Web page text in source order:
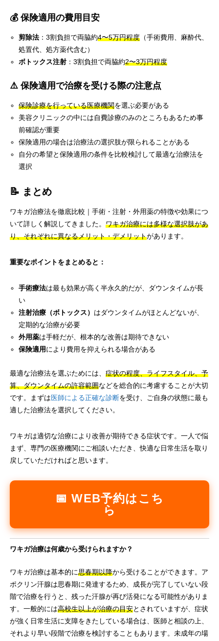
💰 保険適用の費用目安
剪除法 ：3割負担で両脇約4〜5万円程度 （手術費用、麻酔代、
処置代、処方薬代含む）
ボトックス注射 ：3割負担で両脇約2〜3万円程度
⚠️ 保険適用で治療を受ける際の注意点
保険診療を行っている医療機関を選ぶ必要がある
美容クリニックの中には自費診療のみのところもあるため事
前確認が重要
保険適用の場合は治療法の選択肢が限られることがある
自分の希望と保険適用の条件を比較検討して最適な治療法を
選択
📝 まとめ
ワキガ治療法を徹底比較｜手術・注射・外用薬の特徴や効果につ
いて詳しく解説してきました。 ワキガ治療には多様な選択肢があ
り、それぞれに異なるメリット・デメリットがあります。
重要なポイントをまとめると：
手術療法は最も効果が高く半永久的だが、ダウンタイムが長
い
注射治療（ボトックス） はダウンタイムがほとんどないが、
定期的な治療が必要
外用薬は手軽だが、根本的な改善は期待できない
保険適用により費用を抑えられる場合がある
最適な治療法を選ぶためには、 症状の程度、ライフスタイル、予
算、ダウンタイムの許容範囲などを総合的に考慮することが大切
です。まずは医師による正確な診断を受け、ご自身の状態に最も
適した治療法を選択してください。
ワキガは適切な治療により改善が期待できる症状です。一人で悩
まず、専門の医療機関にご相談いただき、快適な日常生活を取り
戻していただければと思います。
📅 WEB予約はこち
ら
ワキガ治療は何歳から受けられますか？
ワキガ治療は基本的に思春期以降から受けることができます。ア
ポクリン汗腺は思春期に発達するため、成長が完了していない段
階で治療を行うと、残った汗腺が再び活発になる可能性がありま
す。一般的には高校生以上が治療の目安とされていますが、症状
が強く日常生活に支障をきたしている場合は、医師と相談の上、
それより早い段階で治療を検討することもあります。未成年の場